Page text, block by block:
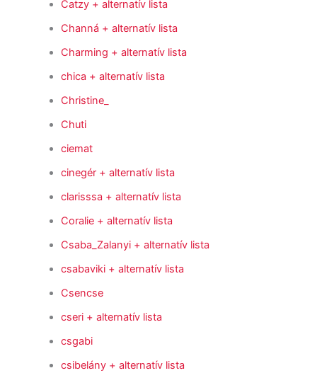
Catzy + alternatív lista
Channá + alternatív lista
Charming + alternatív lista
chica + alternatív lista
Christine_
Chuti
ciemat
cinegér + alternatív lista
clarisssa + alternatív lista
Coralie + alternatív lista
Csaba_Zalanyi + alternatív lista
csabaviki + alternatív lista
Csencse
cseri + alternatív lista
csgabi
csibelány + alternatív lista